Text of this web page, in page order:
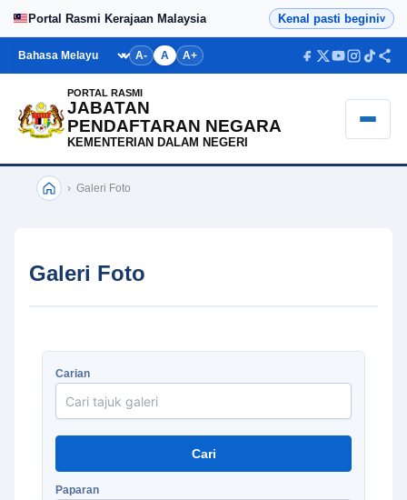
Portal Rasmi Kerajaan Malaysia Kenal pasti beginiv
A- A A+
PORTAL RASMI
JABATAN
PENDAFTARAN NEGARA
KEMENTERIAN DALAM NEGERI
Utama
› Galeri Foto
Galeri Foto
Carian
Cari
Paparan